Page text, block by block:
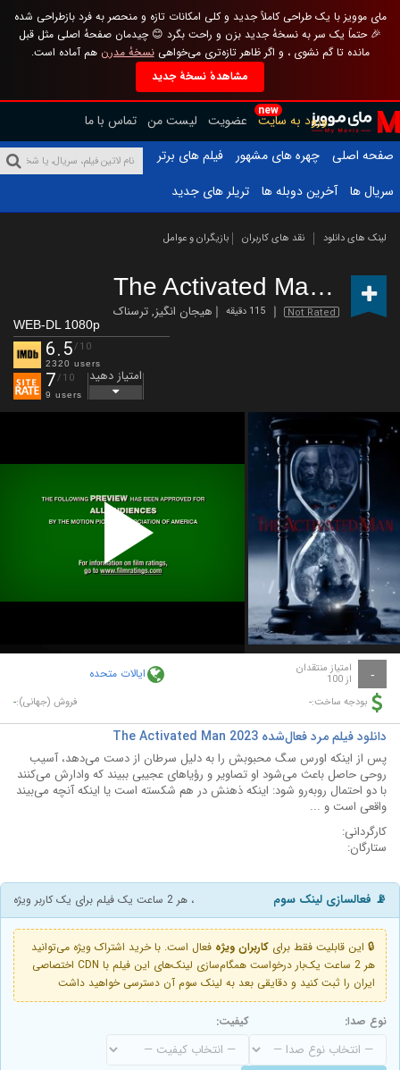
مای موویز با یک طراحی کاملاً جدید و کلی امکانات تازه و منحصر به فرد بازطراحی شده
🎉 حتماً یک سر به نسخهٔ جدید بزن و راحت بگرد 😊 چیدمان صفحهٔ اصلی مثل قبل
مانده تا گم نشوی ، و اگر ظاهر تازه‌تری می‌خواهینسخهٔ مدرن هم آماده است.
مشاهدهٔ نسخهٔ جدید
new
ورود به سایت عضویت لیست من تماس با ما
صفحه اصلی
چهره های مشهور
فیلم های برتر
سریال ها
آخرین دوبله ها تریلر های جدید
لینک های دانلود نقد های کاربران بازیگران و عوامل
The Activated Man (2023)
Not Rated 115 دقیقه هیجان انگیز,ترسناک
WEB-DL 1080p
6.5/10
2320 users
7/10
9 users
امتیاز دهید
Play
Video
- امتیاز منتقدان
از 100 ایالات متحده
بودجه ساخت:- فروش (جهانی):-
دانلود فیلم مرد فعال‌شده The Activated Man 2023
پس از اینکه اورس سگ محبوبش را به دلیل سرطان از دست می‌دهد، آسیب
روحی حاصل باعث می‌شود او تصاویر و رؤیاهای عجیبی ببیند که وادارش می‌کنند
با دو احتمال روبه‌رو شود: اینکه ذهنش در هم شکسته است یا اینکه آنچه می‌بیند
واقعی است و ...
کارگردانی:
ستارگان:
📡 فعالسازی لینک سوم ، هر 2 ساعت یک فیلم برای یک کاربر ویژه
🔒 این قابلیت فقط برای کاربران ویژه فعال است. با خرید اشتراک ویژه می‌توانید
هر 2 ساعت یک‌بار درخواست همگام‌سازی لینک‌های این فیلم با CDN اختصاصی
ایران را ثبت کنید و دقایقی بعد به لینک سوم آن دسترسی خواهید داشت
نوع صدا: کیفیت: